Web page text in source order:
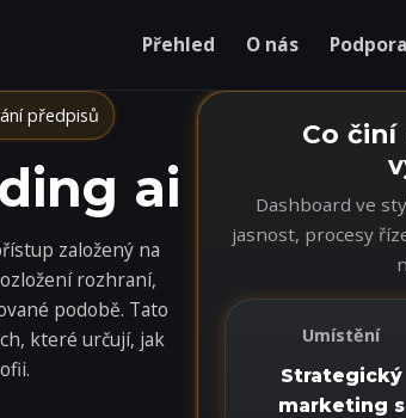
Přehled O nás Podpora
předpisů
ai
založený na
rozhraní,
podobě. Tato
které určují, jak
Co
Dashboard ve
jasnost, procesy
Umístění
Strategický
marketing s